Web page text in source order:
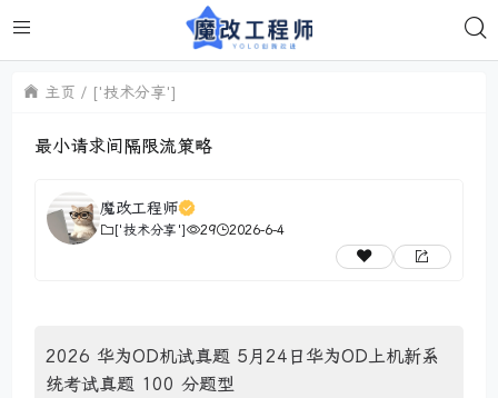
主页 ['技术分享']
最小请求间隔限流策略
魔改工程师
['技术分享'] 29 2026-6-4
2026 华为OD机试真题 5月24日华为OD上机新系
统考试真题 100 分题型